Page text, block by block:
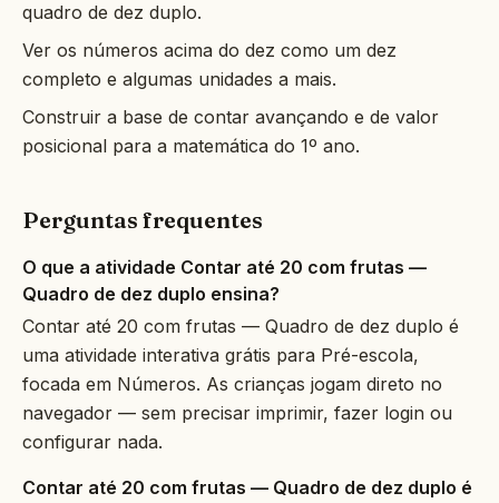
quadro de dez duplo.
Ver os números acima do dez como um dez
completo e algumas unidades a mais.
Construir a base de contar avançando e de valor
posicional para a matemática do 1º ano.
Perguntas frequentes
O que a atividade Contar até 20 com frutas —
Quadro de dez duplo ensina?
Contar até 20 com frutas — Quadro de dez duplo é
uma atividade interativa grátis para Pré-escola,
focada em Números. As crianças jogam direto no
navegador — sem precisar imprimir, fazer login ou
configurar nada.
Contar até 20 com frutas — Quadro de dez duplo é